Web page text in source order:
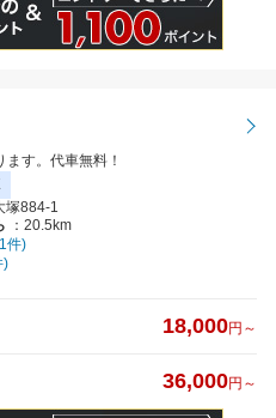
す。代車無料！
塚884-1
：20.5km
件)
)
18,000円～
36,000円～